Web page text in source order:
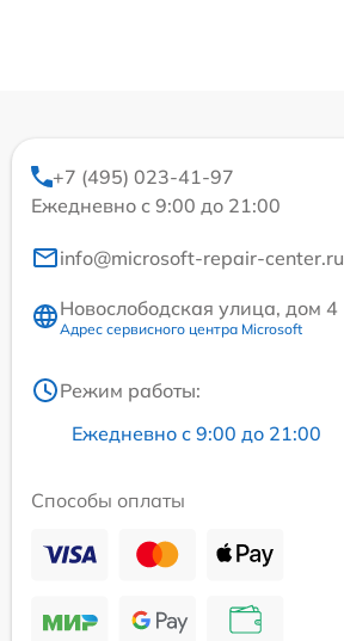
+7 (495) 023-41-97
Ежедневно с 9:00 до 21:00
info@microsoft-repair-center.ru
Новослободская улица, дом 4
Адрес сервисного центра Microsoft
Режим работы:
Ежедневно с 9:00 до 21:00
Способы оплаты